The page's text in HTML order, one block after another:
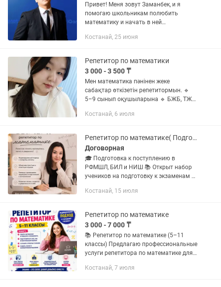
Привет! Меня зовут Заманбек, и я
помогаю школьникам полюбить
математику и начать в ней
Геометрия / Математика /
Подготовка к ЕНТ,...
Костанай, 25 июня
Репетитор по математики
3 000 - 3 500 ₸
Мен математика пәнінен жеке
сабақтар өткізетін репетитормын. 🔹
5–9 сынып оқушыларына 🔹 БЖБ, ТЖБ-
түсіндіру 🔹 Логикалық есептерді
оқушыға...
Костанай, 6 июля
Репетитор по математике( Подготовка к РФМШЛ, БЫЛ и НИШ
Договорная
🎓 Подготовка к поступлению в
РФМШЛ, БИЛ и НИШ 📚 Открыт набор
учеников на подготовку к экзаменам в
Объясняю темы простым и понятным
Костанай, 15 июля
Репетитор по математике
3 000 - 7 000 ₸
📚 Репетитор по математике (5–11
классы) Предлагаю профессиональные
услуги репетитора по математике для
к МЦ ✔ Повышение успеваемости ✔
Костанай, 7 июля